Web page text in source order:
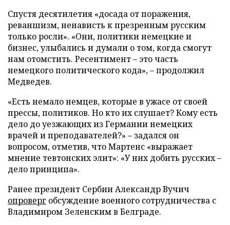
Спустя десятилетия «досада от поражения,
реваншизм, ненависть к презренным русским
только росли». «Они, политики немецкие и
бизнес, улыбались и думали о том, когда смогут
нам отомстить. Ресентимент – это часть
немецкого политического кода», – продолжил
Медведев.
«Есть немало немцев, которые в ужасе от своей
прессы, политиков. Но кто их слушает? Кому есть
дело до уезжающих из Германии немецких
врачей и преподавателей?» – задался он
вопросом, отметив, что Мартенс «выражает
мнение тевтонских элит»: «У них добить русских –
дело принципа».
Ранее президент Сербии Александр Вучич
опроверг обсуждение военного сотрудничества с
Владимиром Зеленским в Белграде.